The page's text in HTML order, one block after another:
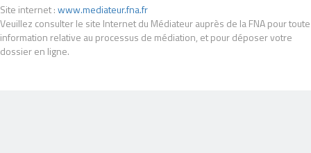
Site internet :www.mediateur.fna.fr
Veuillez consulter le site Internet du Médiateur auprès de la FNA pour toute
information relative au processus de médiation, et pour déposer votre
dossier en ligne.